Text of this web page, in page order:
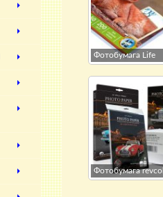
Фотобумага Life
Фотобумага revcol